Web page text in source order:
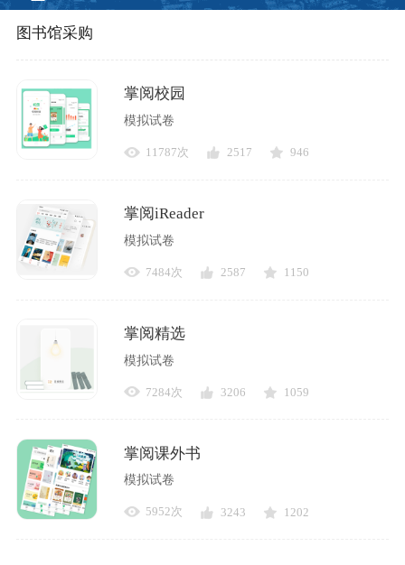
图书馆采购
掌阅校园
模拟试卷
11787次 2517 946
掌阅iReader
模拟试卷
7484次 2587 1150
掌阅精选
模拟试卷
7284次 3206 1059
掌阅课外书
模拟试卷
5952次 3243 1202